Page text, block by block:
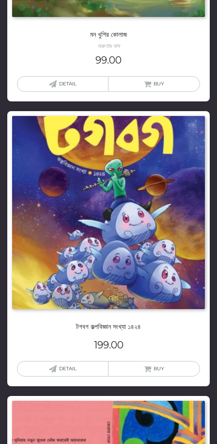
মন খুশির কোলাজ
অরুণাভ দাস
99.00
DETAIL BUY
টগবগ কল্পবিজ্ঞান সংখ্যা ১৪২৪
199.00
DETAIL BUY